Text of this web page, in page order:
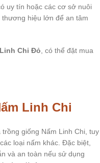
uy tín hoặc các cơ sở nuôi
hiệu lớn để an tâm
Chi Đỏ , có thể đặt mua
Linh Chi
giống Nấm Linh Chi, tuy
loại nấm khác. Đặc biệt,
và an toàn nếu sử dụng